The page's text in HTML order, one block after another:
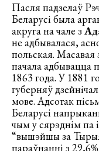
Пасля падзелаў
Беларусі была
акруга на чале з
не адбывалася,
польская.
пачала адбывацца
1863 года. У 1881
губерняў
мове. Адсотак
Беларусі
чым у сярэднім па
“вышэйшы за
параўнанні з